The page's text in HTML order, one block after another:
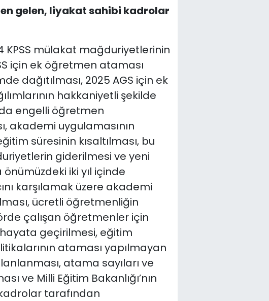
gelen, liyakat sahibi kadrolar
KPSS mülakat mağduriyetlerinin
için ek öğretmen ataması
dağıtılması, 2025 AGS için ek
hakkaniyetli şekilde
engelli öğretmen
akademi uygulamasının
süresinin kısaltılması, bu
giderilmesi ve yeni
iki yıl içinde
karşılamak üzere akademi
ücretli öğretmenliğin
çalışan öğretmenler için
geçirilmesi, eğitim
ataması yapılmayan
atama sayıları ve
ve Milli Eğitim Bakanlığı’nın
tarafından